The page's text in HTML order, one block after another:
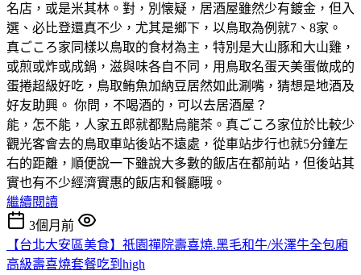
名店，或是米其林。對，別懐疑，居酒屋雖然少有鍍金，但入
選、必比登還真不少，尤其是鄉下，以鳥取為例就7、8家。
真ごころ家同樣以鳥取的食材為主，特別是大山豚和大山雞，
或煎或炸或成鍋，滋與味各自不同，用鳥取名蛋天美蛋做成的
蛋捲超級好吃，鳥取鲔魚加納豆居然如此涮嘴，猜想是地酒及
好友助興。 你問，不喝酒的，可以去居酒屋？
能，怎不能，人家五郎就都點烏龍茶。真ごころ家位於比較少
觀光客會去的鳥取車站後站不遠處，從車站步行也就5分鐘左
右的距離，順便說一下雖說大多數的飯店在都前站，但後站其
實也有不少經濟實惠的飯店和餐廳哦。
繼續閱讀
3個月前
【台北大安區美食】祇園禪院壽喜燒.黑毛和牛/米澤牛全包廂
高級壽喜燒套餐吃到high